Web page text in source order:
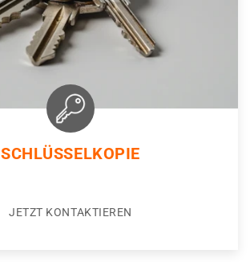
SCHLÜSSELKOPIE
JETZT KONTAKTIEREN